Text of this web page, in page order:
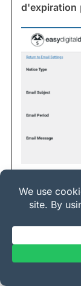
d'expiration
Enregistrer
Offrir
Offrir un